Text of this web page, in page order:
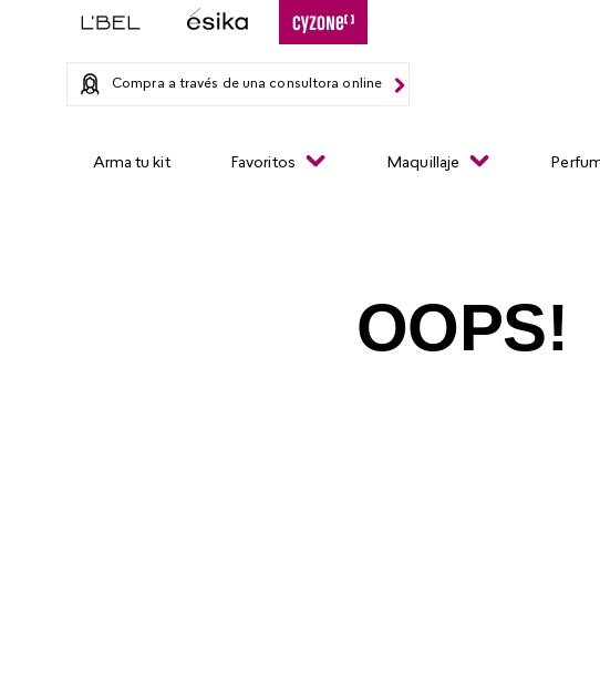
Compra a través de una consultora online
Arma tu kit Favoritos Maquillaje
OOPS!